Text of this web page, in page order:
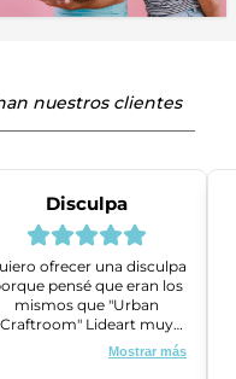
nuestros clientes
Disculpa
ofrecer una disculpa
pensé que eran los
mismos que "Urban
Craftroom" Lideart muy
amables me ayudaron a
un problema que
Mostrar más